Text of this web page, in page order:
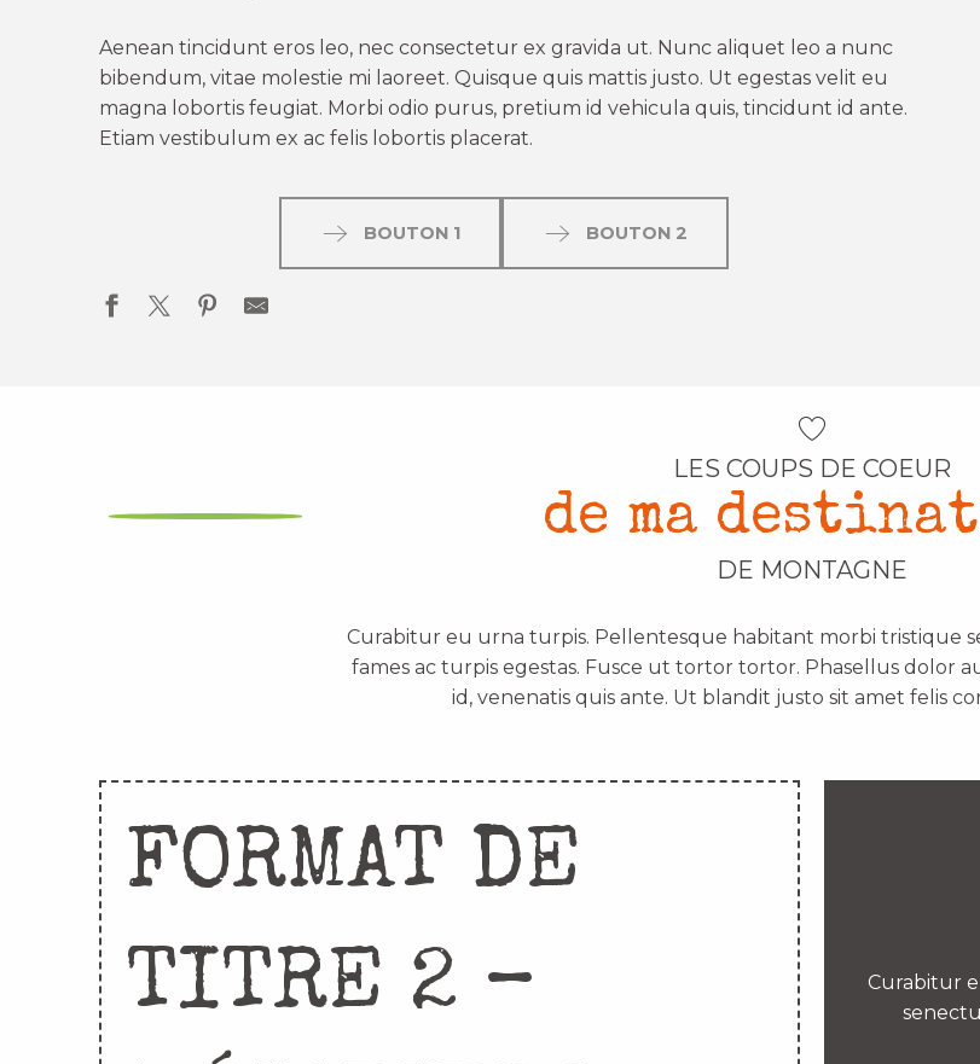
Aenean tincidunt eros leo, nec consectetur ex gravida ut. Nunc aliquet leo a nunc
bibendum, vitae molestie mi laoreet. Quisque quis mattis justo. Ut egestas velit eu
magna lobortis feugiat. Morbi odio purus, pretium id vehicula quis, tincidunt id ante.
Etiam vestibulum ex ac felis lobortis placerat.
BOUTON 1 BOUTON 2
LES COUPS DE COEUR
de ma
DE MONTAGNE
Curabitur eu urna turpis. Pellentesque habitant morbi tristique
fames ac turpis egestas. Fusce ut tortor tortor. Phasellus dolor
id, venenatis quis ante. Ut blandit justo sit amet felis
FORMAT DE
TITRE 2 –
Curabitur